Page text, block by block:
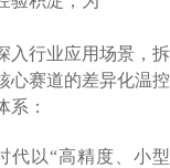
入行业应用场景，拆
心赛道的差异化温控
系：
代以“高精度、小型